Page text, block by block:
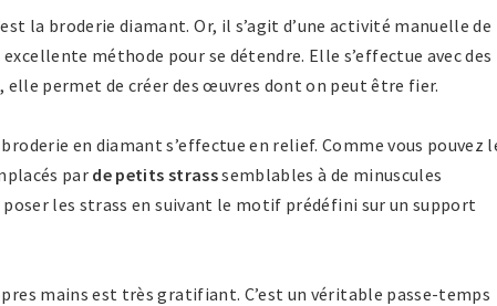
la broderie diamant. Or, il s’agit d’une activité manuelle de
méthode pour se détendre. Elle s’effectue avec des
permet de créer des œuvres dont on peut être fier.
en diamant s’effectue en relief. Comme vous pouvez
par de petits strasssemblables à de minuscules
les strass en suivant le motif prédéfini sur un support
mains est très gratifiant. C’est un véritable passe-temps